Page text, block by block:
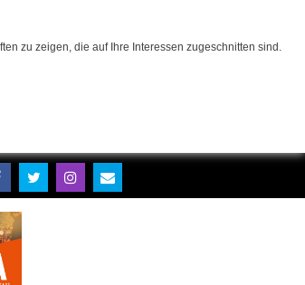
zu zeigen, die auf Ihre Interessen zugeschnitten sind.